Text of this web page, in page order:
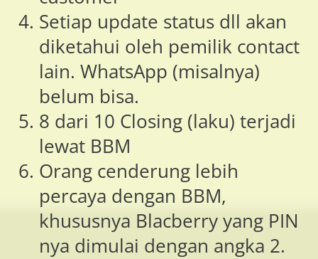
Setiap update status dll akan
diketahui oleh pemilik contact
lain. WhatsApp (misalnya)
belum bisa.
8 dari 10 Closing (laku) terjadi
lewat BBM
Orang cenderung lebih
percaya dengan BBM,
khususnya Blacberry yang PIN
nya dimulai dengan angka 2.